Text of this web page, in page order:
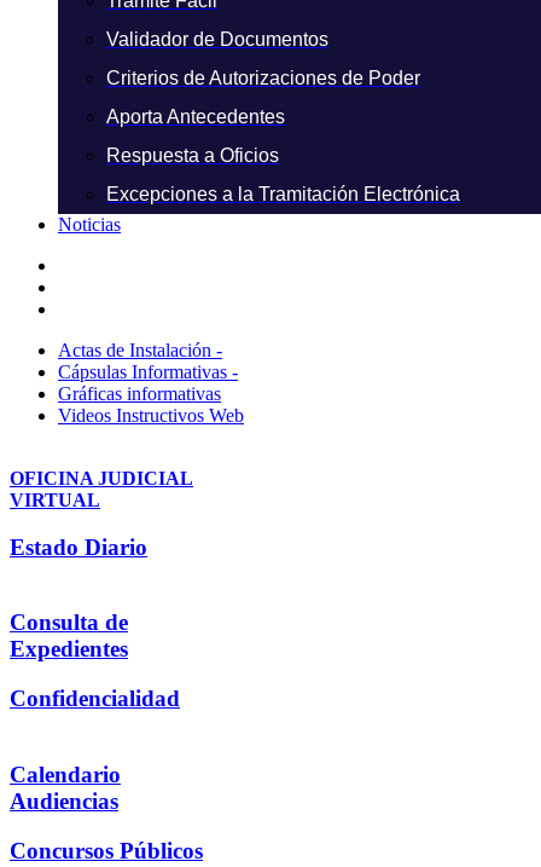
Validador de Documentos
Criterios de Autorizaciones de Poder
Aporta Antecedentes
Respuesta a Oficios
Excepciones a la Tramitación Electrónica
Noticias
Actas de Instalación -
Cápsulas Informativas -
Gráficas informativas
Videos Instructivos Web
OFICINA JUDICIAL
VIRTUAL
Estado Diario
Consulta de
Expedientes
Confidencialidad
Calendario
Audiencias
Concursos Públicos